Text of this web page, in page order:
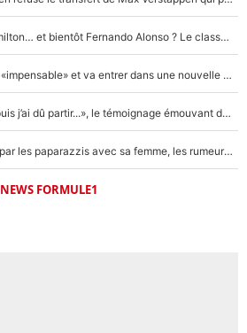
Max Verstappen, Lewis Hamilton… et bientôt Fernando Alonso ? Le classement des pilotes les mieux payés en Formule 1 risque de changer !
F1 - Alpine signe un accord «impensable» et va entrer dans une nouvelle dimension : Grande nouvelle pour Pierre Gasly !
F1 : « Je lui ai fait un câlin, puis j’ai dû partir...», le témoignage émouvant de Max Verstappen sur sa fille
F1 : Charles Leclerc surpris par les paparazzis avec sa femme, les rumeurs étaient vraies !
NEWS FORMULE1